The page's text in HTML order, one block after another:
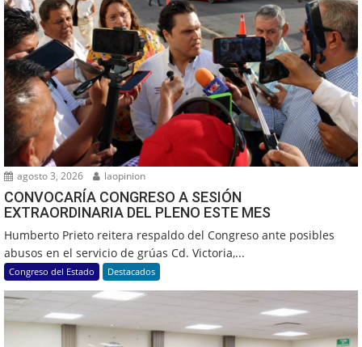
agosto 3, 2026 laopinion
CONVOCARÍA CONGRESO A SESIÓN
EXTRAORDINARIA DEL PLENO ESTE MES
Humberto Prieto reitera respaldo del Congreso ante posibles
abusos en el servicio de grúas Cd. Victoria,...
Congreso del Estado Destacados